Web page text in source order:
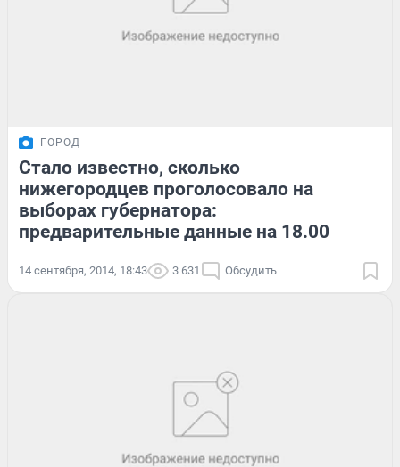
ГОРОД
Стало известно, сколько
нижегородцев проголосовало на
выборах губернатора:
предварительные данные на 18.00
14 сентября, 2014, 18:43 3 631 Обсудить